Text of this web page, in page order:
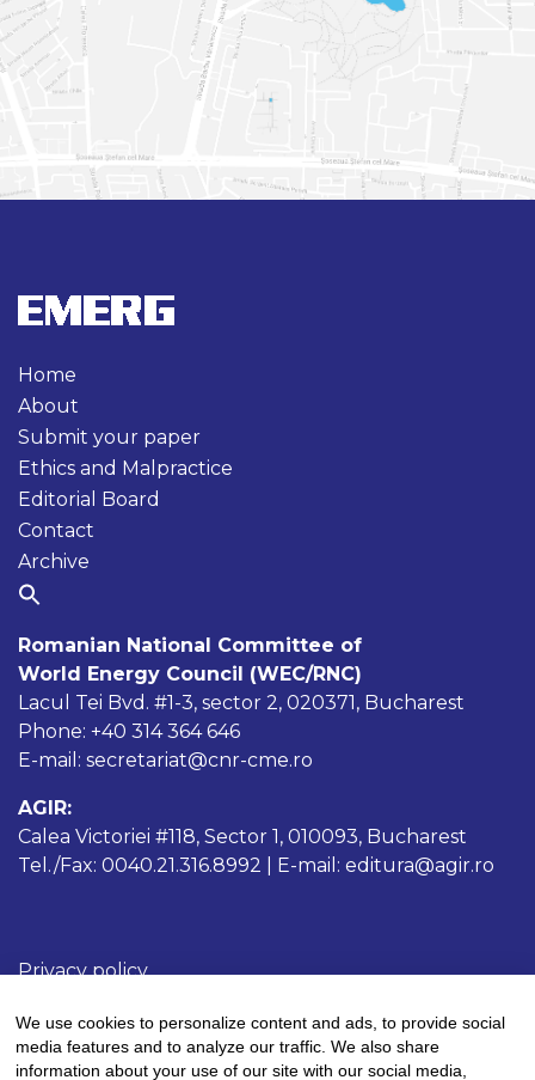
Home
About
Submit your paper
Ethics and Malpractice
Editorial Board
Contact
Archive
Romanian National Committee of
World Energy Council (WEC/RNC)
Lacul Tei Bvd. #1-3, sector 2, 020371, Bucharest
Phone: +40 314 364 646
E-mail: secretariat@cnr-cme.ro
AGIR:
Calea Victoriei #118, Sector 1, 010093, Bucharest
Tel./Fax: 0040.21.316.8992 | E-mail: editura@agir.ro
Privacy policy
Terms and conditions
We use cookies to personalize content and ads, to provide social
media features and to analyze our traffic. We also share
information about your use of our site with our social media,